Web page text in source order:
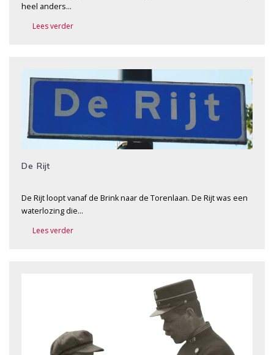
heel anders…
Lees verder
De Rijt
De Rijt loopt vanaf de Brink naar de Torenlaan. De Rijt was een
waterlozing die…
Lees verder